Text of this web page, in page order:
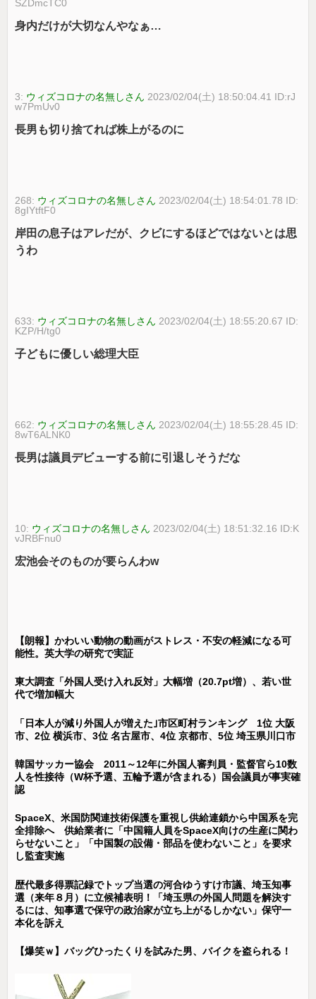
SZDmcTC0
身内だけが大切なんやなぁ…
3: ウィズコロナの名無しさん 2023/02/04(土) 18:50:04.41 ID:rJ
w7PmUv0
長男も切り捨てれば株上がるのに
268: ウィズコロナの名無しさん 2023/02/04(土) 18:54:01.78 ID:
8gIYtftF0
岸田の息子はアレだが、クビにするほどではないとは思
うわ
633: ウィズコロナの名無しさん 2023/02/04(土) 18:55:20.67 ID:
KZP/H/tg0
子どもに優しい総理大臣
662: ウィズコロナの名無しさん 2023/02/04(土) 18:55:28.45 ID:
8wT6ALNK0
長男は議員デビューする前に引退しそうだな
10: ウィズコロナの名無しさん 2023/02/04(土) 18:51:32.16 ID:K
vJRBFnu0
宏池会そのものが要らんわw
【朗報】かわいい動物の動画がストレス・不安の軽減になる可
能性。英大学の研究で実証
東大調査「外国人受け入れ反対」大幅増（20.7pt増）、若い世
代で増加幅大
「日本人が減り外国人が増えた｣市区町村ランキング 1位 大阪
市、2位 横浜市、3位 名古屋市、4位 京都市、5位 埼玉県川口市
韓国サッカー協会 2011～12年に外国人審判員・監督官ら10数
人を性接待（W杯予選、五輪予選が含まれる）国会議員が事実確
認
SpaceX、米国防関連技術保護を重視し供給連鎖から中国系を完
全排除へ 供給業者に「中国籍人員をSpaceX向けの生産に関わ
らせないこと」「中国製の設備・部品を使わないこと」を要求
し監査実施
歴代最多得票記録でトップ当選の河合ゆうすけ市議、埼玉知事
選（来年８月）に立候補表明！「埼玉県の外国人問題を解決す
るには、知事選で保守の政治家が立ち上がるしかない」保守一
本化を訴え
【爆笑ｗ】バッグひったくりを試みた男、バイクを盗られる！